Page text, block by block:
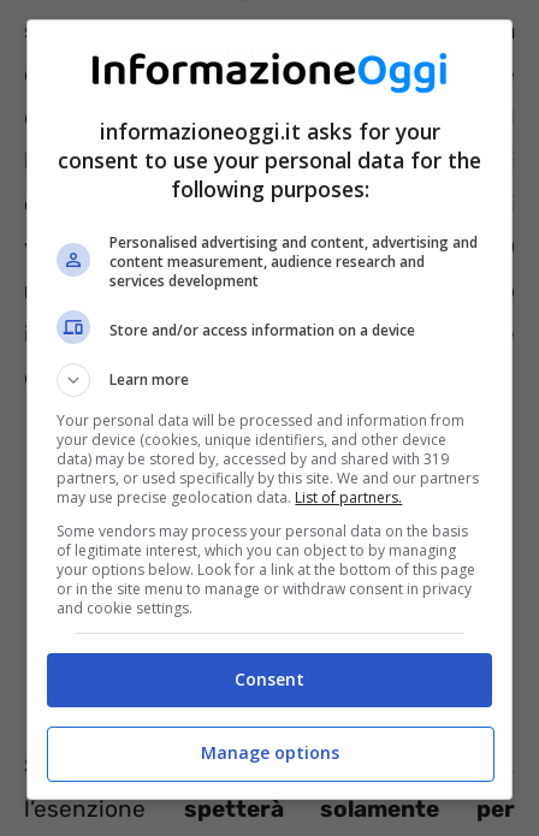
spetta sia se l’auto è intestata alla persona
con disabilità sia se è intestata al familiare
che lo ha fiscalmente a carico. Per godere del
beneficio sarà necessario che l’auto sia di
cilindrata inferiorea 2 mila metri cubici
per i
veicoli a motore a benzina e sotto i2.800
metri cubiciper i mezzi con motore diesel o
ibrido. In caso di macchina elettrica il limite
da non superare è
Se il disabile è proprietario di più veicoli, però,
l’esenzionespetterà solamente per
informazioneoggi.it asks for your
consent to use your personal data for the
following purposes:
Personalised advertising and content, advertising and
content measurement, audience research and
services development
Store and/or access information on a device
Learn more
Your personal data will be processed and information from
your device (cookies, unique identifiers, and other device
data) may be stored by, accessed by and shared with 319
partners, or used specifically by this site. We and our partners
may use precise geolocation data. List of partners.
Some vendors may process your personal data on the basis
of legitimate interest, which you can object to by managing
your options below. Look for a link at the bottom of this page
or in the site menu to manage or withdraw consent in privacy
and cookie settings.
Consent
Manage options